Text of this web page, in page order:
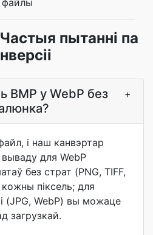
файлы
пытанні па
BMP у WebP без
+
і наш канвэртар
для WebP
без страт (PNG, TIFF,
піксель; для
(JPG, WebP) вы можаце
загрузкай.